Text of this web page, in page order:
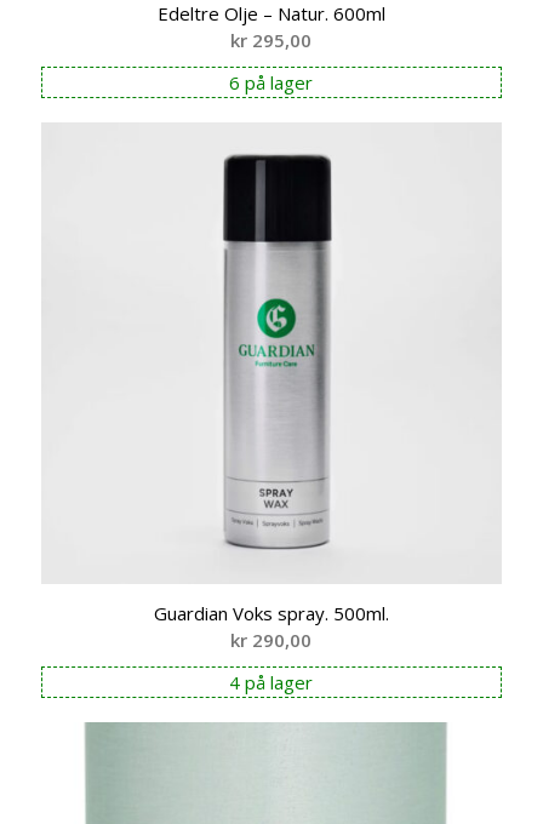
Edeltre Olje – Natur. 600ml
kr 295,00
6 på lager
Guardian Voks spray. 500ml.
kr 290,00
4 på lager